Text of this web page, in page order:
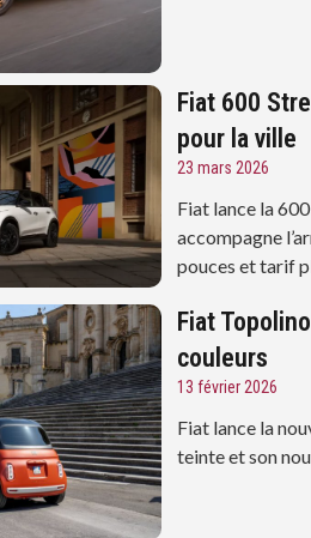
Fiat 600
pour la ville
23 mars 2026
Fiat lance la
accompagne
pouces et tarif
Fiat
couleurs
13 février 2026
Fiat lance la
teinte et son